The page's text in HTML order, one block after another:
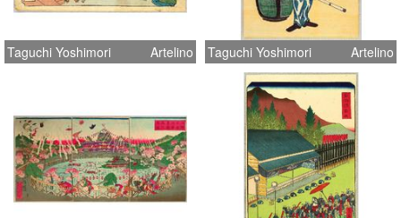
Taguchi Yoshimori Artelino Taguchi Yoshimori Artelino